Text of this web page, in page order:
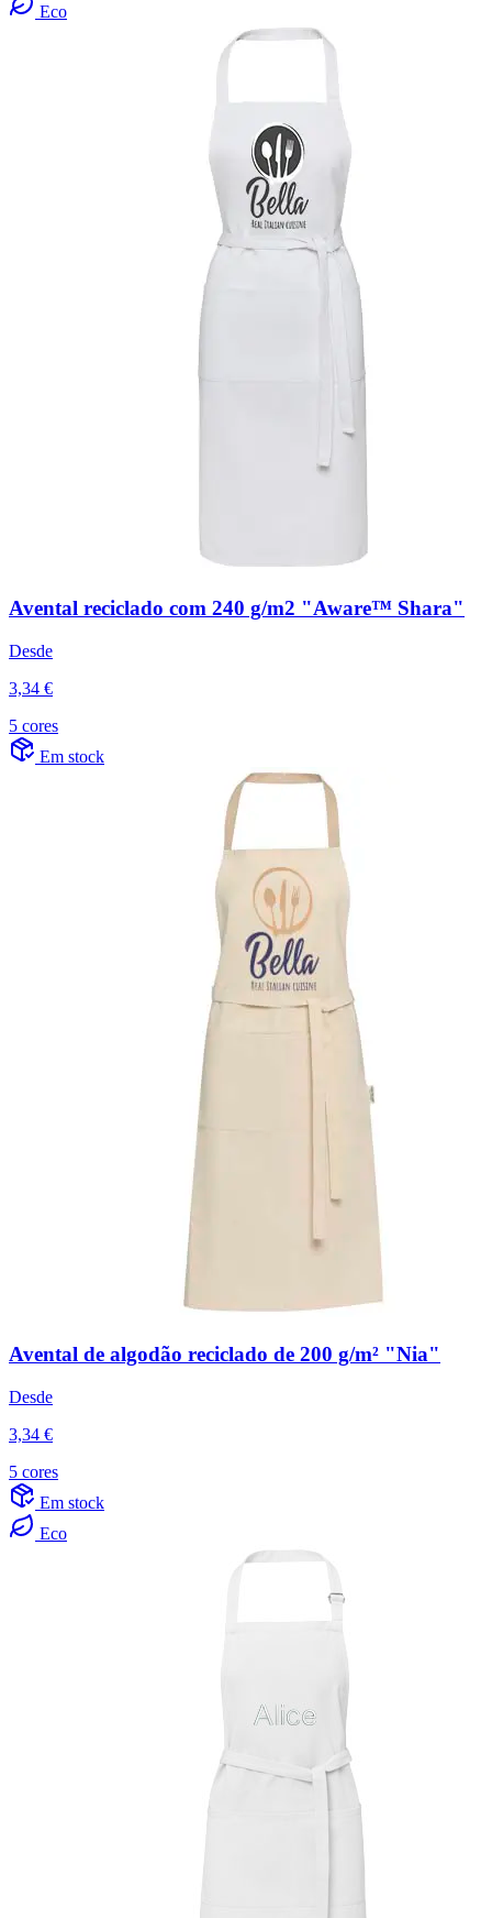
Eco
Avental reciclado com 240 g/m2 "Aware™ Shara"
Desde
3,34 €
5 cores
Em stock
Avental de algodão reciclado de 200 g/m² "Nia"
Desde
3,34 €
5 cores
Em stock
Eco